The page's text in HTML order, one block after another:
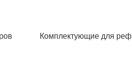
Комплектующие для